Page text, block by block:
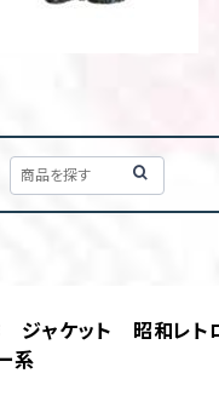
ャケット 昭和レト
系